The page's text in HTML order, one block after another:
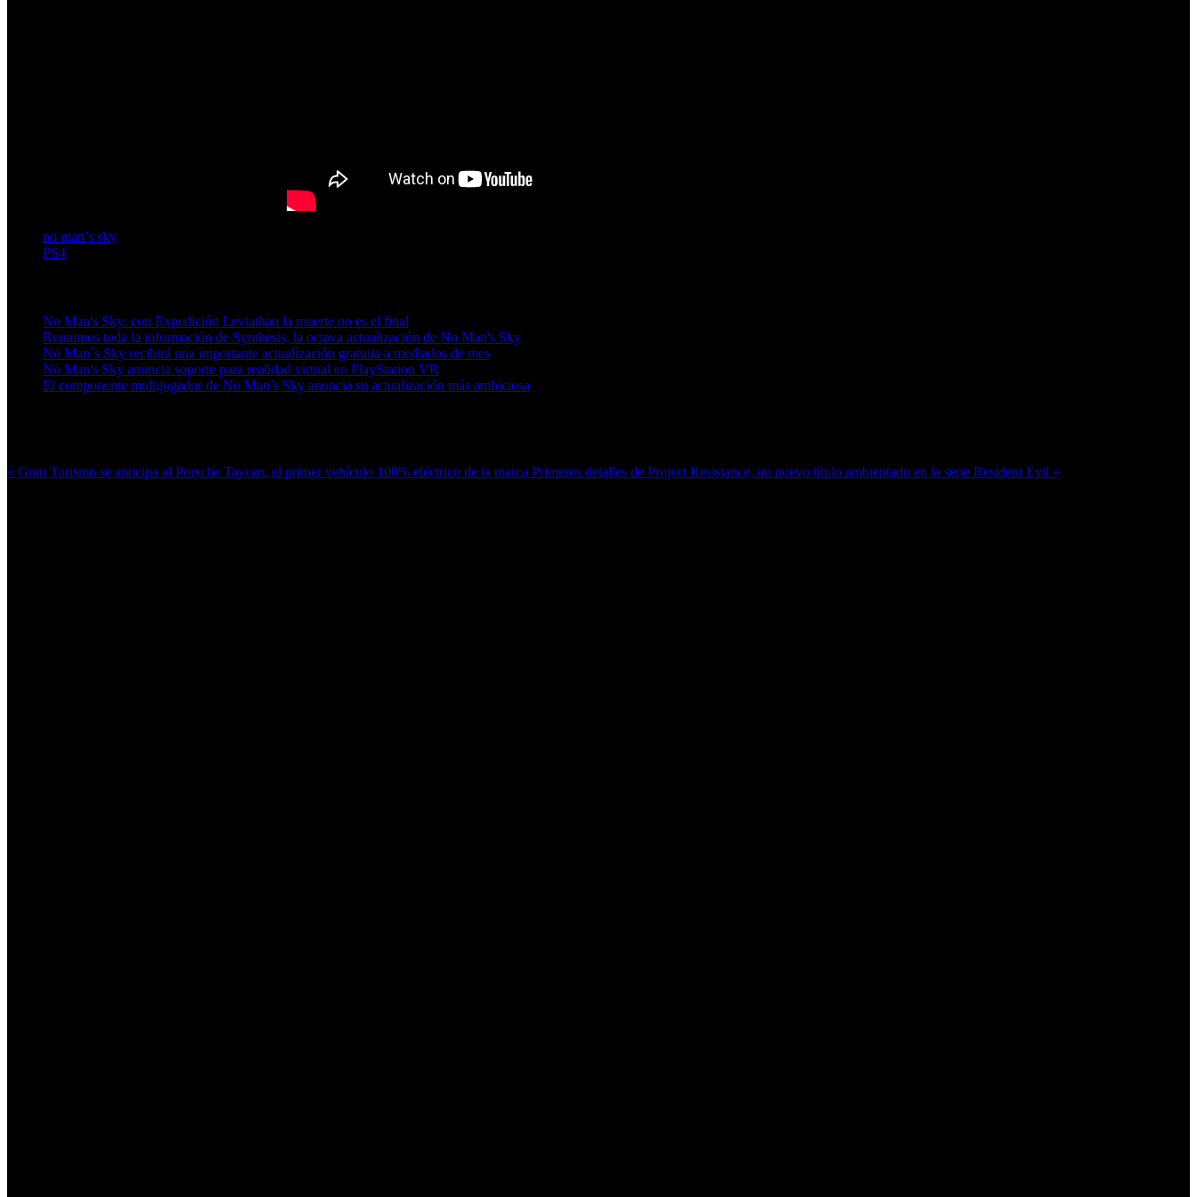
no man’s sky
PS4
No Man's Sky: con Expedición Leviathan la muerte no es el final
Reunimos toda la información de Synthesis, la octava actualización de No Man's Sky
No Man´s Sky recibirá una importante actualización gratuita a mediados de mes
No Man's Sky anuncia soporte para realidad virtual en PlayStation VR
El componente multijugador de No Man’s Sky anuncia su actualización más ambiciosa
« Gran Turismo se anticipa al Porsche Taycan, el primer vehículo 100% eléctrico de la marca Primeros detalles de Project Resistance, un nuevo título ambientado en la serie Resident Evil »